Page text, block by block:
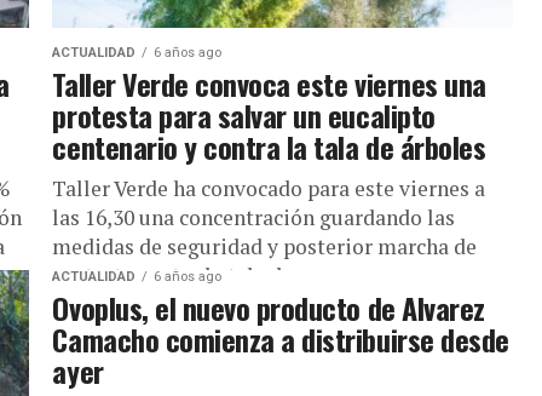
ACTUALIDAD 6 años ago
Taller Verde convoca este viernes una
protesta para salvar un eucalipto
centenario y contra la tala de árboles
Taller Verde ha convocado para este viernes a
las 16,30 una concentración guardando las
medidas de seguridad y posterior marcha de
protesta contra la tala de...
ACTUALIDAD 6 años ago
Ovoplus, el nuevo producto de Alvarez
Camacho comienza a distribuirse desde
ayer